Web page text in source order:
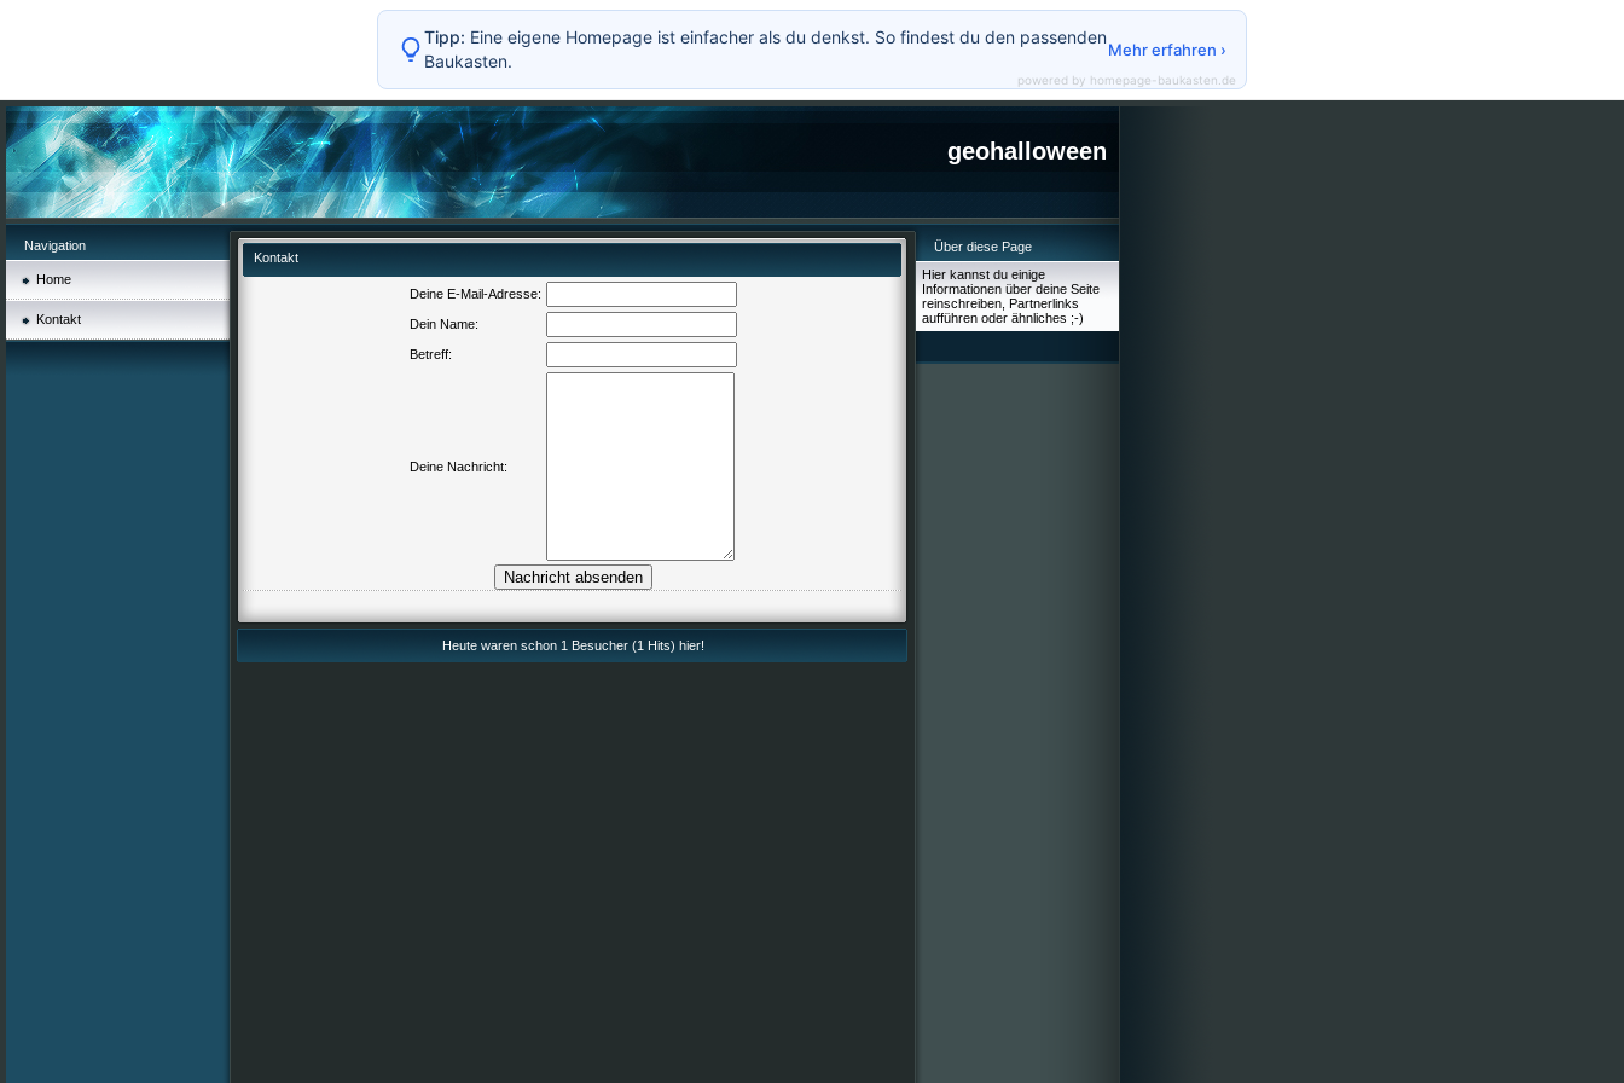
geohalloween
Navigation
Home
Kontakt
Kontakt
Deine E-Mail-Adresse:
Dein Name:
Betreff:
Deine Nachricht:
Heute waren schon 1 Besucher (1 Hits) hier!
Über diese Page
Hier kannst du einige
Informationen über deine Seite
reinschreiben, Partnerlinks
aufführen oder ähnliches ;-)
Tipp: Eine eigene Homepage ist einfacher als du denkst. So findest du den passenden
Baukasten.
Mehr erfahren ›
powered by homepage-baukasten.de